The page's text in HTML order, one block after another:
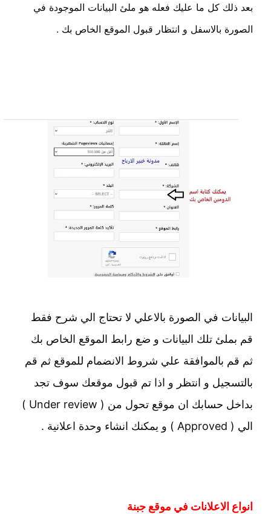
بعد ذلك كل ما عليك فعله هو ملئ البيانات الموجودة في
الصورة بالاسفل و انتظار قبول الموقع الخاص بك .
البيانات في الصورة بالاعلي لا تحتاج الي شرح فقط
قم بملئ تلك البيانات و ضع رابط الموقع الخاص بك
ثم قم بالموافقة علي شروط الانضمام للموقع ثم قم
بالتسجيل و انتظر و اذا تم قبول موقعك سوف تجد
بداخل حسابك ان موقع تحول من ( Under review )
الي ( Approved ) و يمكنك انشاء وحدة اعلانية .
انواع الاعلانات في موقع جبنة